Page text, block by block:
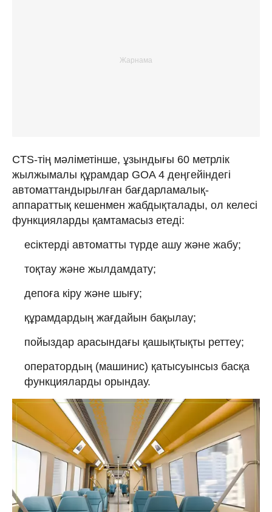
CTS-тің мәліметінше, ұзындығы 60 метрлік
жылжымалы құрамдар GOA 4 деңгейіндегі
автоматтандырылған бағдарламалық-
аппараттық кешенмен жабдықталады, ол келесі
функцияларды қамтамасыз етеді:
есіктерді автоматты түрде ашу және жабу;
тоқтау және жылдамдату;
депоға кіру және шығу;
құрамдардың жағдайын бақылау;
пойыздар арасындағы қашықтықты реттеу;
оператордың (машинис) қатысуынсыз басқа
функцияларды орындау.